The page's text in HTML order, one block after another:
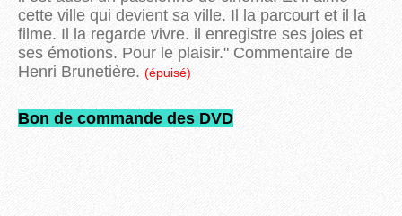
cette ville qui devient sa ville. Il la parcourt et il la
filme. Il la regarde vivre. il enregistre ses joies et
ses émotions. Pour le plaisir." Commentaire de
Henri Brunetière. (épuisé)
Bon de commande des DVD